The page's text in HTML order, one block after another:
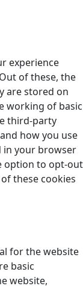
experience
of these, the
are stored on
working of basic
third-party
how you use
in your browser
option to opt-out
these cookies
for the website
basic
website,